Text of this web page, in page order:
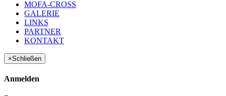
MOFA-CROSS
GALERIE
LINKS
PARTNER
KONTAKT
×Schließen
Anmelden